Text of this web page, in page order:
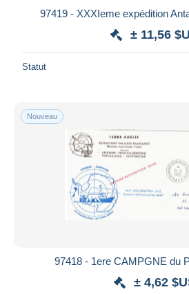
97419 - XXXIeme expédition
± 11,56
Statut
Nouveau
97418 - 1ere CAMPGNE du
± 4,62